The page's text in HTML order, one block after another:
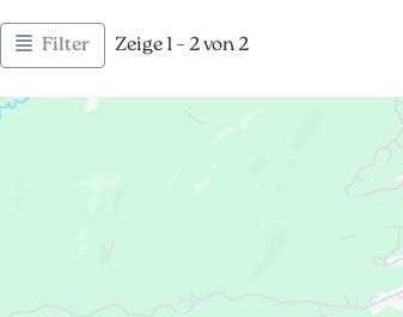
Filter Zeige 1 – 2 von 2